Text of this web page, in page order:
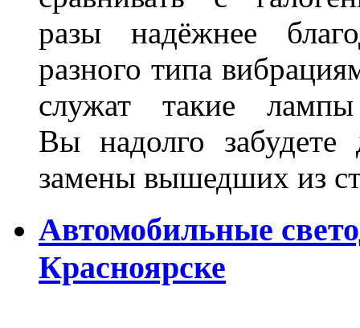
разы надёжнее
разного типа
служат такие
Вы надолго забудете
замены вышедших из
Автомобильные
Красноярске